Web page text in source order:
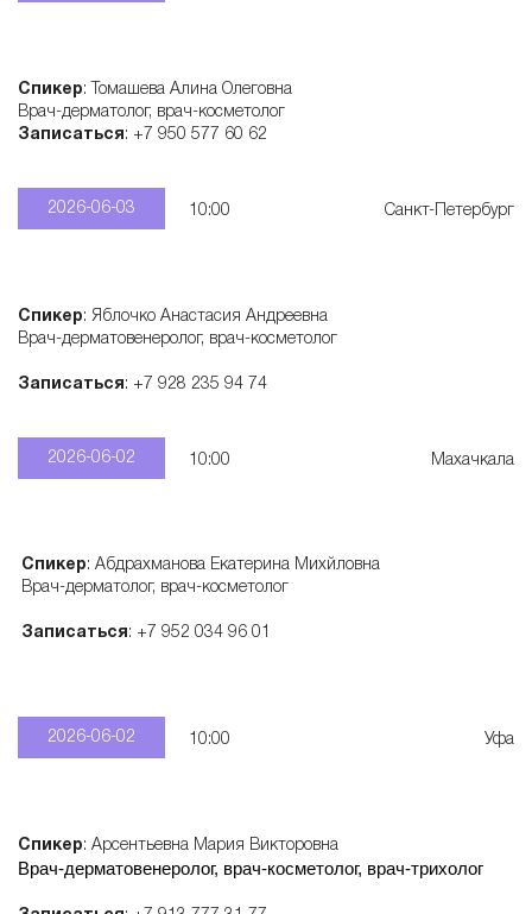
х
р
п
р
а
т
в
Спикер: Томашева Алина Олеговна
Врач-дерматолог, врач-косметолог
Записаться: +7 950 577 60 62
2026-06-03 10:00 Санкт-Петербург
Спикер: Яблочко Анастасия Андреевна
Врач-дерматовенеролог, врач-косметолог
Записаться: +7 928 235 94 74
2026-06-02 10:00 Махачкала
Спикер: Абдрахманова Екатерина Михйловна
Врач-дерматолог, врач-косметолог
Записаться: +7 952 034 96 01
2026-06-02 10:00 Уфа
Спикер: Арсентьевна Мария Викторовна
Врач-дерматовенеролог, врач-косметолог, врач-трихолог